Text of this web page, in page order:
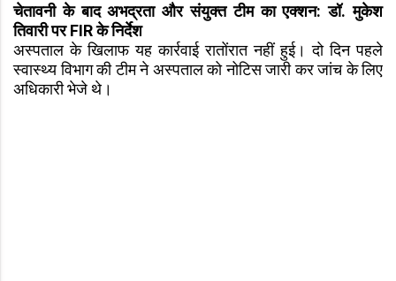
चेतावनी के बाद अभद्रता और संयुक्त टीम का एक्शन: डॉ. मुकेश
तिवारी पर FIR के निर्देश
अस्पताल के खिलाफ यह कार्रवाई रातोंरात नहीं हुई। दो दिन पहले
स्वास्थ्य विभाग की टीम ने अस्पताल को नोटिस जारी कर जांच के लिए
अधिकारी भेजे थे।